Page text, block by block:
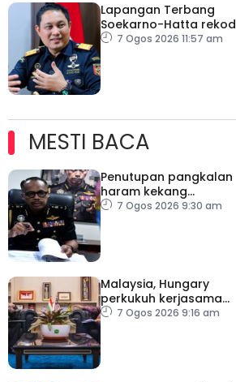
Lapangan Terbang
Soekarno-Hatta rekod
lebih 300 kes dadah
7 Ogos 2026 11:57 am
MESTI BACA
Penutupan pangkalan
haram kekang
penyeludupan di
7 Ogos 2026 9:30 am
Malaysia, Hungary
perkukuh kerjasama
sektor pertanian
7 Ogos 2026 9:16 am